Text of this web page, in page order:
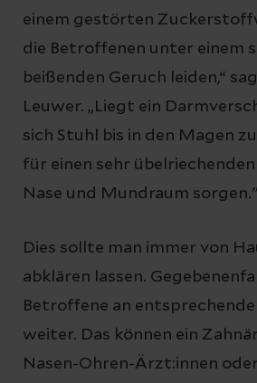
einem gestörten
die Betroffenen unter einem
beißenden Geruch leiden,“
Leuwer. „Liegt ein
sich Stuhl bis in den Magen
für einen sehr
Nase und Mundraum sorgen."
Dies sollte man immer von
abklären lassen.
Betroffene an
weiter. Das können ein
Nasen-Ohren-Ärzt:innen